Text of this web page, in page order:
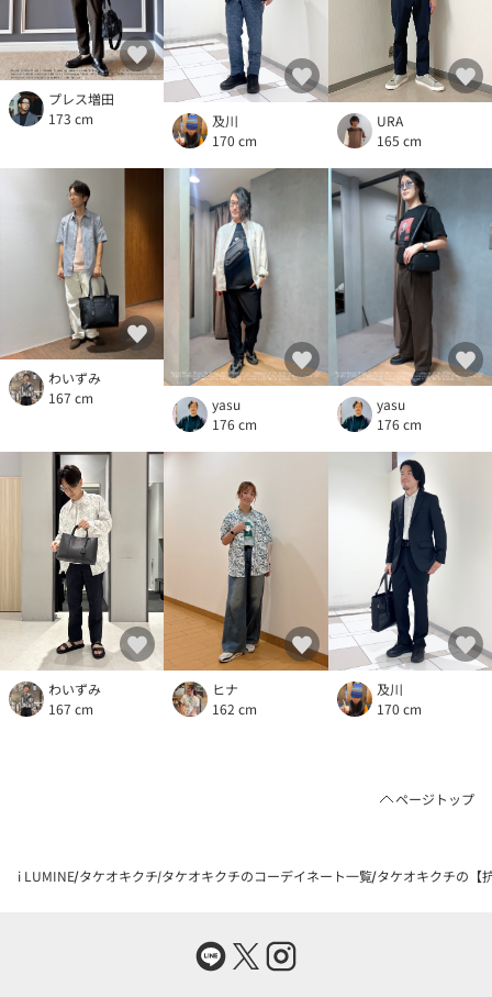
プレス増田
173 cm
及川
170 cm
URA
165 cm
わいずみ
167 cm
yasu
176 cm
yasu
176 cm
わいずみ
167 cm
ヒナ
162 cm
及川
170 cm
ページトップ
i LUMINE タケオキクチ タケオキクチのコーデイネート一覧 タケオキクチの【